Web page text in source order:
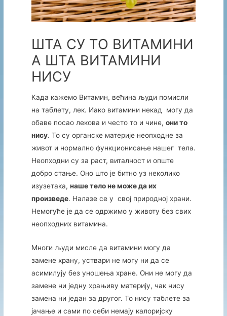
ШТА СУ ТО ВИТАМИНИ
А ШТА ВИТАМИНИ
НИСУ
Када кажемо Витамин, већина људи помисли
на таблету, лек. Иако витамини некад могу да
обаве посао лекова и често то и чине, они то
нису. То су органске материје неопходне за
живот и нормално функционисање нашег тела.
Неопходни су за раст, виталност и опште
добро стање. Оно што је битно уз неколико
изузетака, наше тело не може да их
произведе. Налазе се у свој природној храни.
Немогуће је да се одржимо у животу без свих
неопходних витамина.
Многи људи мисле да витамини могу да
замене храну, уствари не могу ни да се
асимилују без уношења хране. Они не могу да
замене ни једну храњиву материју, чак нису
замена ни један за другог. То нису таблете за
јачање и сами по себи немају калоријску